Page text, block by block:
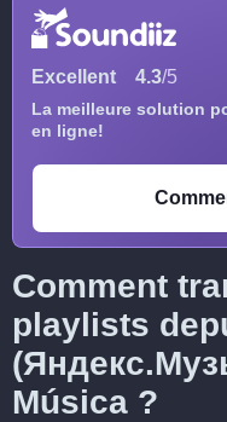
Excellent 4.3/5
La meilleure solution
en ligne!
Comment
playlists
Música ?